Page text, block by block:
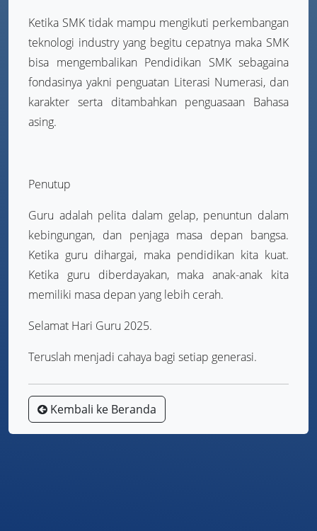
Ketika SMK tidak mampu mengikuti perkembangan
teknologi industry yang begitu cepatnya maka SMK
bisa mengembalikan Pendidikan SMK sebagaina
fondasinya yakni penguatan Literasi Numerasi, dan
karakter serta ditambahkan penguasaan Bahasa
asing.
Penutup
Guru adalah pelita dalam gelap, penuntun dalam
kebingungan, dan penjaga masa depan bangsa.
Ketika guru dihargai, maka pendidikan kita kuat.
Ketika guru diberdayakan, maka anak-anak kita
memiliki masa depan yang lebih cerah.
Selamat Hari Guru 2025.
Teruslah menjadi cahaya bagi setiap generasi.
Kembali ke Beranda